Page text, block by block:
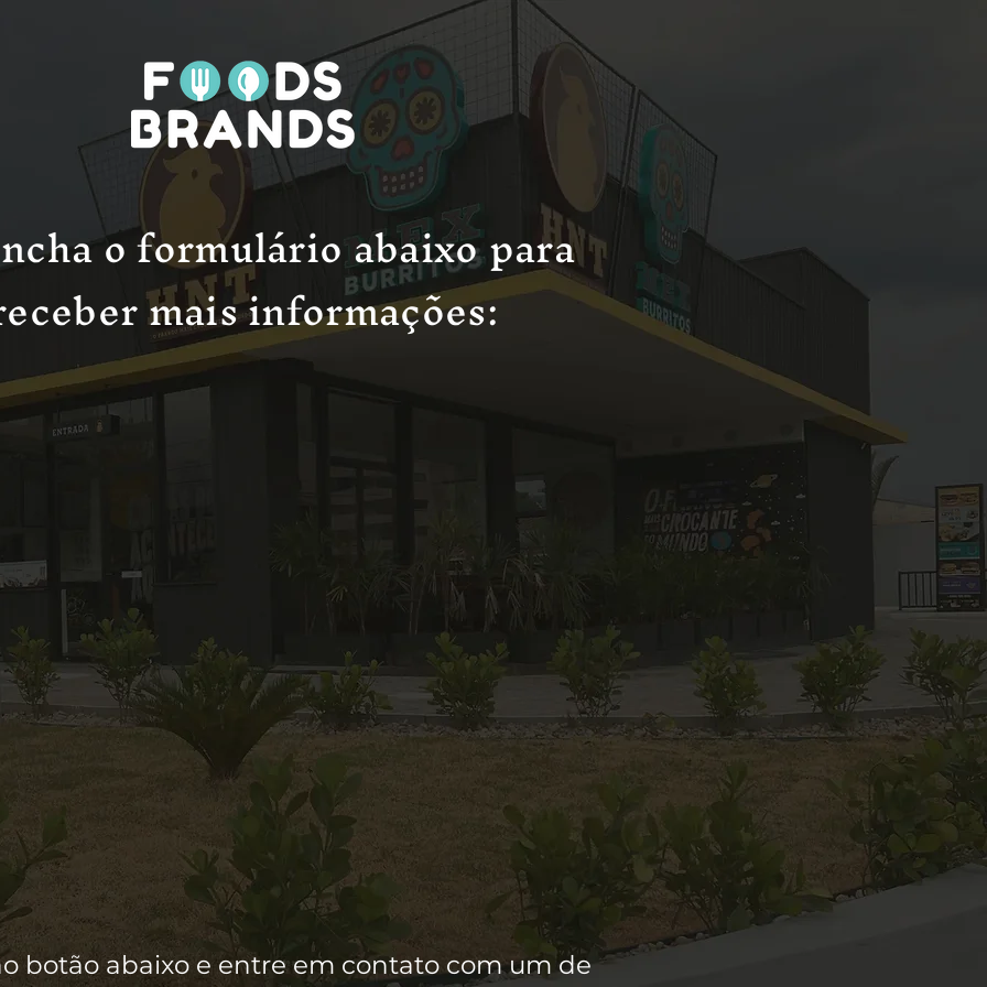
o formulário abaixo para
mais informações:
botão abaixo e entre em contato com um de